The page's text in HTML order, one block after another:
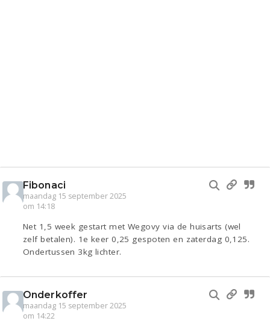
Fibonaci
maandag 15 september 2025
om 14:18
Net 1,5 week gestart met Wegovy via de huisarts (wel
zelf betalen). 1e keer 0,25 gespoten en zaterdag 0,125.
Ondertussen 3kg lichter.
Onderkoffer
maandag 15 september 2025
om 14:22